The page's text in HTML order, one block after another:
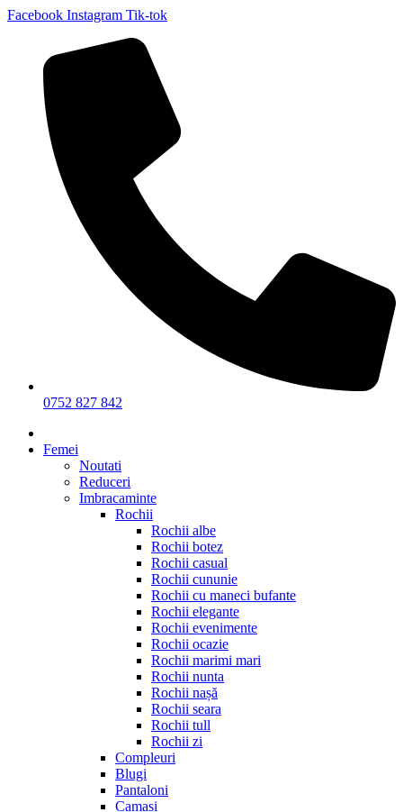
Facebook Instagram Tik-tok
0752 827 842
Femei
Noutati
Reduceri
Imbracaminte
Rochii
Rochii albe
Rochii botez
Rochii casual
Rochii cununie
Rochii cu maneci bufante
Rochii elegante
Rochii evenimente
Rochii ocazie
Rochii marimi mari
Rochii nunta
Rochii nașă
Rochii seara
Rochii tull
Rochii zi
Compleuri
Blugi
Pantaloni
Camasi